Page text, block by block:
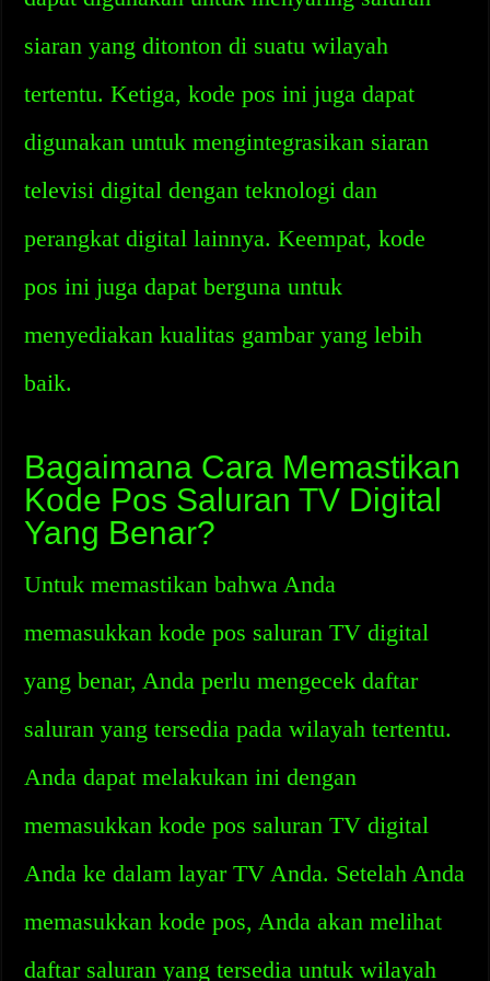
siaran yang ditonton di suatu wilayah
tertentu. Ketiga, kode pos ini juga dapat
digunakan untuk mengintegrasikan siaran
televisi digital dengan teknologi dan
perangkat digital lainnya. Keempat, kode
pos ini juga dapat berguna untuk
menyediakan kualitas gambar yang lebih
baik.
Bagaimana Cara Memastikan
Kode Pos Saluran TV Digital
Yang Benar?
Untuk memastikan bahwa Anda
memasukkan kode pos saluran TV digital
yang benar, Anda perlu mengecek daftar
saluran yang tersedia pada wilayah tertentu.
Anda dapat melakukan ini dengan
memasukkan kode pos saluran TV digital
Anda ke dalam layar TV Anda. Setelah Anda
memasukkan kode pos, Anda akan melihat
daftar saluran yang tersedia untuk wilayah